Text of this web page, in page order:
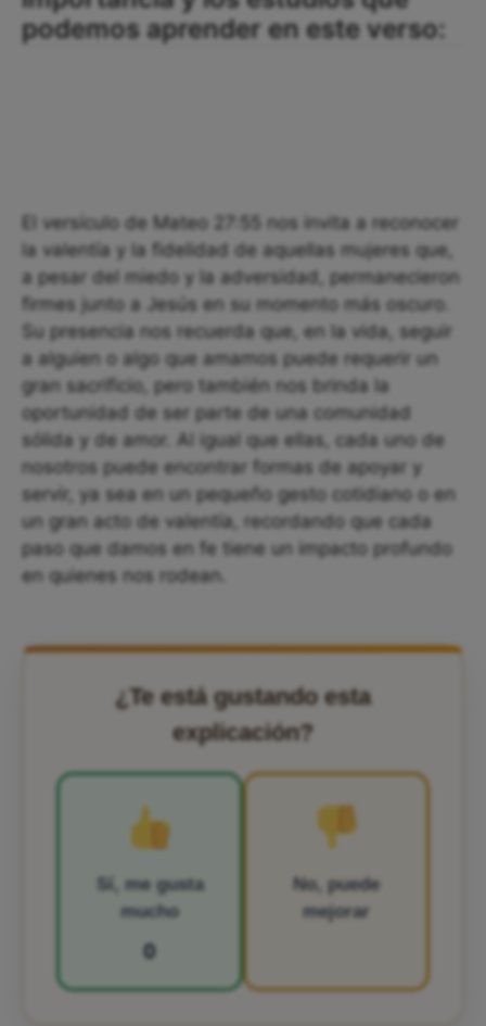
podemos aprender en este verso:
El versículo de Mateo 27:55 nos invita a reconocer
la valentía y la fidelidad de aquellas mujeres que,
a pesar del miedo y la adversidad, permanecieron
firmes junto a Jesús en su momento más oscuro.
Su presencia nos recuerda que, en la vida, seguir
a alguien o algo que amamos puede requerir un
gran sacrificio, pero también nos brinda la
oportunidad de ser parte de una comunidad
sólida y de amor. Al igual que ellas, cada uno de
nosotros puede encontrar formas de apoyar y
servir, ya sea en un pequeño gesto cotidiano o en
un gran acto de valentía, recordando que cada
paso que damos en fe tiene un impacto profundo
en quienes nos rodean.
¿Te está gustando esta
explicación?
Sí, me gusta
mucho
0
No, puede
mejorar